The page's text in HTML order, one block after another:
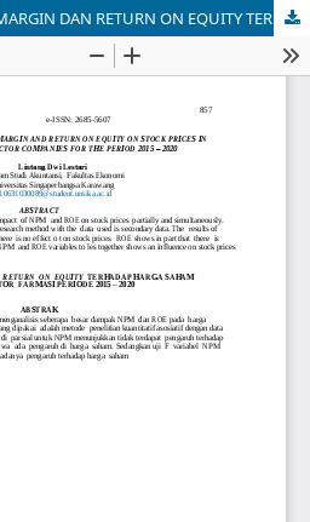
PENGARUH NET PROFIT MARGIN DAN RETURN ON EQUITY TERHADAP HARGA SAHAM PADA PERUSAHAAN SUBSEKTOR FARMASI PERIODE 2015 â€“ 2020